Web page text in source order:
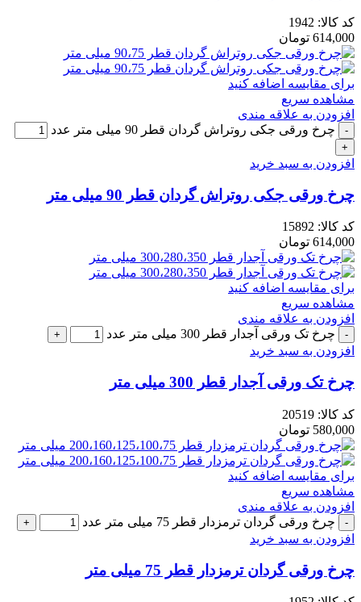
کد کالا: 1942
614,000 تومان
برای مقایسه اضافه کنید
مشاهده سریع
افزودن به علاقه مندی
چرخ ورقی جکی روتراش گردان قطر 90 میلی متر عدد
افزودن به سبد خرید
چرخ ورقی جکی روتراش گردان قطر 90 میلی متر
کد کالا: 15892
614,000 تومان
برای مقایسه اضافه کنید
مشاهده سریع
افزودن به علاقه مندی
چرخ تک ورقی آجدار قطر 300 میلی متر عدد
افزودن به سبد خرید
چرخ تک ورقی آجدار قطر 300 میلی متر
کد کالا: 20519
580,000 تومان
برای مقایسه اضافه کنید
مشاهده سریع
افزودن به علاقه مندی
چرخ ورقی گردان ترمزدار قطر 75 میلی متر عدد
افزودن به سبد خرید
چرخ ورقی گردان ترمزدار قطر 75 میلی متر